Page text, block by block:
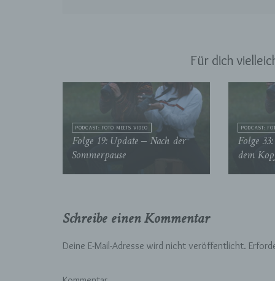
Für dich
PODCAST: FOTO MEETS VIDEO
Folge 19: Update – Nach der
Sommerpause
PODCAST:
Folge
dem
Schreibe einen Kommentar
Deine E-Mail-Adresse wird nicht veröffentlicht.